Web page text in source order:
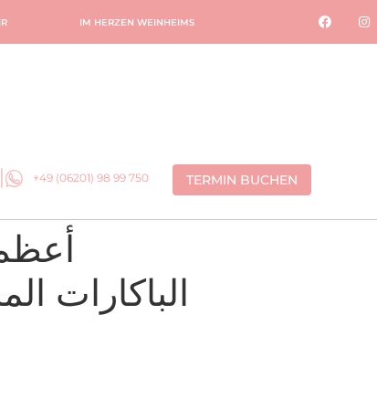
IM HERZEN WEINHEIMS
+49 (06201) 98 99 750 TERMIN BUCHEN
الباكارات